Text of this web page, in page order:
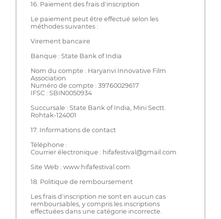
16. Paiement des frais d'inscription
Le paiement peut être effectué selon les
méthodes suivantes :
Virement bancaire
Banque : State Bank of India
Nom du compte : Haryanvi Innovative Film
Association
Numéro de compte : 39760029617
IFSC : SBIN0050934
Succursale : State Bank of India, Mini Sectt.
Rohtak-124001
17. Informations de contact
Téléphone :
Courrier électronique : hifafestival@gmail.com
Site Web : www.hifafestival.com
18. Politique de remboursement
Les frais d'inscription ne sont en aucun cas
remboursables, y compris les inscriptions
effectuées dans une catégorie incorrecte.